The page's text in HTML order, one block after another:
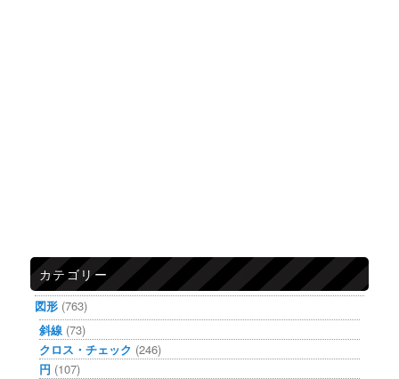
カテゴリー
図形 (763)
斜線 (73)
クロス・チェック (246)
円 (107)